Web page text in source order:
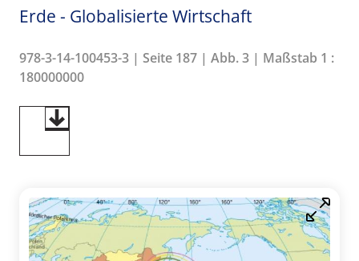
Erde - Globalisierte Wirtschaft
978-3-14-100453-3 | Seite 187 | Abb. 3 | Maßstab 1 :
180000000